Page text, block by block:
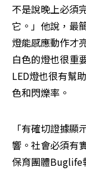
不是說晚上必須
它。」他說，最
燈能感應動作才
白色的燈也很重
LED燈也很有幫
色和閃爍率。
「有確切證據
響。社會必須有
保育團體Buglife